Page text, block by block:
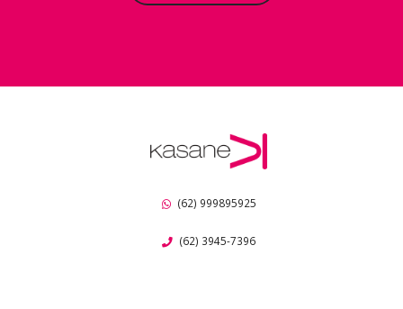
(62) 999895925
(62) 3945-7396